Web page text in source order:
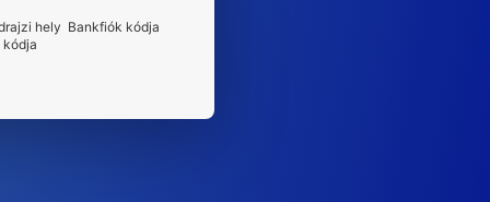
hely
kódja
Bankfiók kódja